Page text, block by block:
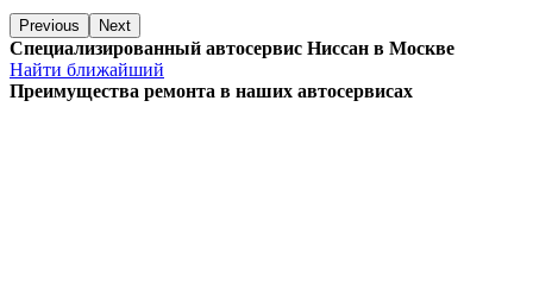
Previous Next
Специализированный автосервис Ниссан в Москве
Найти ближайший
Преимущества ремонта в наших автосервисах